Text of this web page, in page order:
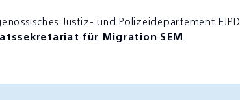
Justiz- und Polizeidepartement EJPD
für Migration SEM